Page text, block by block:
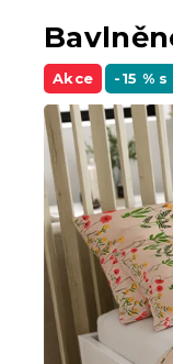
Akce -15 %